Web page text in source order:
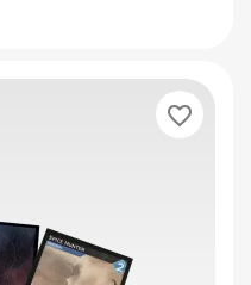
favorite_border